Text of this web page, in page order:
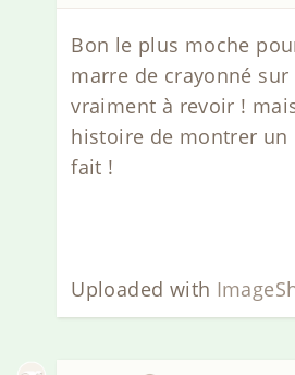
Bon le plus moche
marre de crayonné
vraiment à revoir !
histoire de montrer un
fait !
Uploaded with